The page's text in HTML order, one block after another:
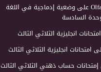
علىوضعية إدماجية في اللغة
السادسة
امتحانات انجليزية الثلاثي الثالث
امتحانات انجليزية الثلاثي الثالث
إمتحانات حساب ذهني الثلاثي الثالث